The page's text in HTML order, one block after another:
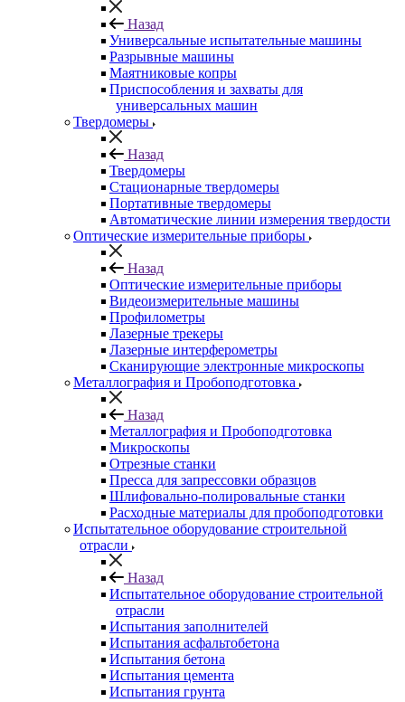
Назад
Универсальные испытательные машины
Разрывные машины
Маятниковые копры
Приспособления и захваты для
универсальных машин
Твердомеры
Назад
Твердомеры
Стационарные твердомеры
Портативные твердомеры
Автоматические линии измерения твердости
Оптические измерительные приборы
Назад
Оптические измерительные приборы
Видеоизмерительные машины
Профилометры
Лазерные трекеры
Лазерные интерферометры
Сканирующие электронные микроскопы
Металлография и Пробоподготовка
Назад
Металлография и Пробоподготовка
Микроскопы
Отрезные станки
Пресса для запрессовки образцов
Шлифовально-полировальные станки
Расходные материалы для пробоподготовки
Испытательное оборудование строительной
отрасли
Назад
Испытательное оборудование строительной
отрасли
Испытания заполнителей
Испытания асфальтобетона
Испытания бетона
Испытания цемента
Испытания грунта